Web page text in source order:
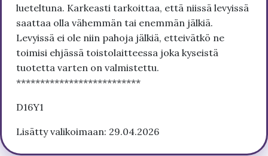
lueteltuna. Karkeasti tarkoittaa, että niissä levyissä
saattaa olla vähemmän tai enemmän jälkiä.
Levyissä ei ole niin pahoja jälkiä, etteivätkö ne
toimisi ehjässä toistolaitteessa joka kyseistä
tuotetta varten on valmistettu.
**************************
D16Y1
Lisätty valikoimaan: 29.04.2026